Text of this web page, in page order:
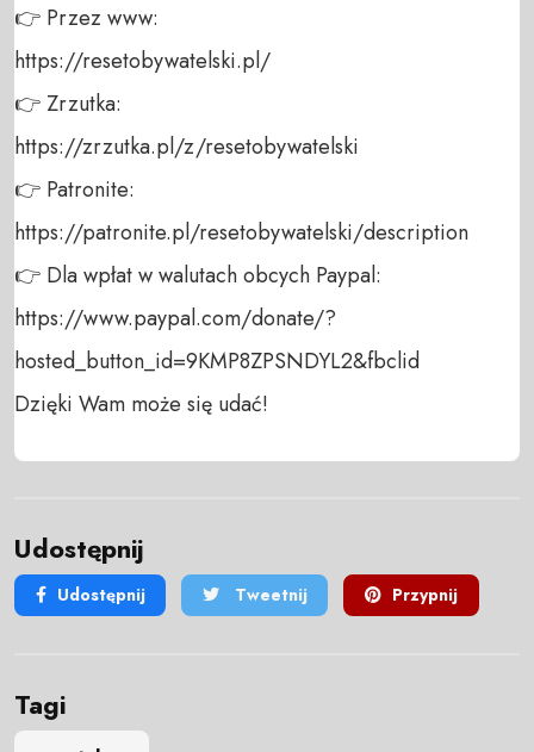
👉 Przez www:
https://resetobywatelski.pl/
👉 Zrzutka:
https://zrzutka.pl/z/resetobywatelski
👉 Patronite:
https://patronite.pl/resetobywatelski/description
👉 Dla wpłat w walutach obcych Paypal:
https://www.paypal.com/donate/?
hosted_button_id=9KMP8ZPSNDYL2&fbclid
Dzięki Wam może się udać!
Udostępnij
Udostępnij Tweetnij Przypnij
Tagi